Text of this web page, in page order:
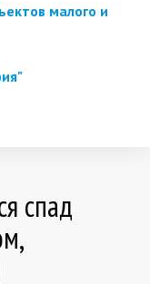
малого и
спад